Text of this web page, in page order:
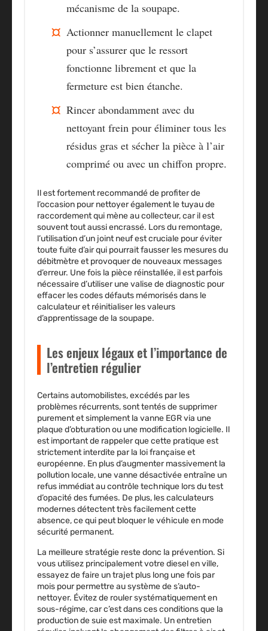
mécanisme de la soupape.
Actionner manuellement le clapet
pour s’assurer que le ressort
fonctionne librement et que la
fermeture est bien étanche.
Rincer abondamment avec du
nettoyant frein pour éliminer tous les
résidus gras et sécher la pièce à l’air
comprimé ou avec un chiffon propre.
Il est fortement recommandé de profiter de
l’occasion pour nettoyer également le tuyau de
raccordement qui mène au collecteur, car il est
souvent tout aussi encrassé. Lors du remontage,
l’utilisation d’un joint neuf est cruciale pour éviter
toute fuite d’air qui pourrait fausser les mesures du
débitmètre et provoquer de nouveaux messages
d’erreur. Une fois la pièce réinstallée, il est parfois
nécessaire d’utiliser une valise de diagnostic pour
effacer les codes défauts mémorisés dans le
calculateur et réinitialiser les valeurs
d’apprentissage de la soupape.
Les enjeux légaux et l’importance de
l’entretien régulier
Certains automobilistes, excédés par les
problèmes récurrents, sont tentés de supprimer
purement et simplement la vanne EGR via une
plaque d’obturation ou une modification logicielle. Il
est important de rappeler que cette pratique est
strictement interdite par la loi française et
européenne. En plus d’augmenter massivement la
pollution locale, une vanne désactivée entraîne un
refus immédiat au contrôle technique lors du test
d’opacité des fumées. De plus, les calculateurs
modernes détectent très facilement cette
absence, ce qui peut bloquer le véhicule en mode
sécurité permanent.
La meilleure stratégie reste donc la prévention. Si
vous utilisez principalement votre diesel en ville,
essayez de faire un trajet plus long une fois par
mois pour permettre au système de s’auto-
nettoyer. Évitez de rouler systématiquement en
sous-régime, car c’est dans ces conditions que la
production de suie est maximale. Un entretien